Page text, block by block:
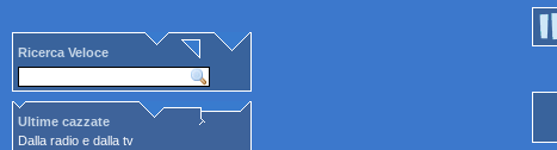
Ricerca Veloce
Ultime cazzate
Dalla radio e dalla tv